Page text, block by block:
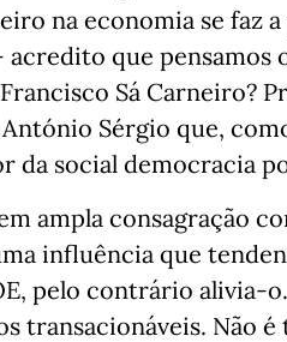
na economia se faz
que pensamos
Sá Carneiro?
Sérgio que,
da social democracia
ampla consagração
influência que
pelo contrário alivia-
transacionáveis. Não é